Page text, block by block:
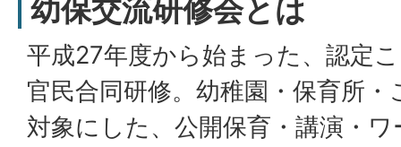
幼保交流研修会とは
平成27年度から始まった、認定
官民合同研修。幼稚園・保育所
対象にした、公開保育・講演・